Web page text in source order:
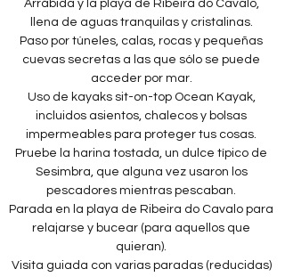
Arrábida y la playa de Ribeira do Cavalo,
llena de aguas tranquilas y cristalinas.
Paso por túneles, calas, rocas y pequeñas
cuevas secretas a las que sólo se puede
acceder por mar.
Uso de kayaks sit-on-top Ocean Kayak,
incluidos asientos, chalecos y bolsas
impermeables para proteger tus cosas.
Pruebe la harina tostada, un dulce típico de
Sesimbra, que alguna vez usaron los
pescadores mientras pescaban.
Parada en la playa de Ribeira do Cavalo para
relajarse y bucear (para aquellos que
quieran).
Visita guiada con varias paradas (reducidas)